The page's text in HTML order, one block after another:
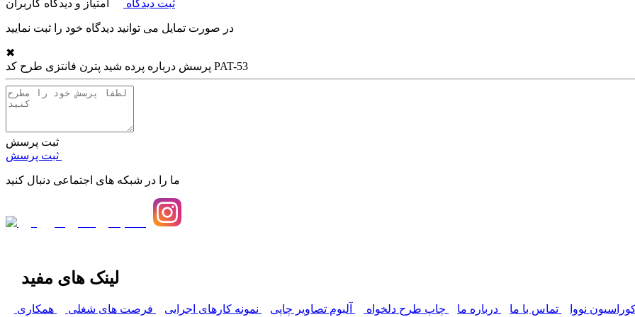
ثبت دیدگاه امتیاز و دیدگاه کاربران
در صورت تمایل می توانید دیدگاه خود را ثبت نمایید
✖
پرسش درباره پرده شید پترن فانتزی طرح کد PAT-53
ثبت پرسش
ما را در شبکه های اجتماعی دنبال کنید
لینک های مفید
نووا تماس با ما درباره ما چاپ طرح دلخواه آلبوم تصاویر چاپی نمونه کارهای اجرایی فرصت های شغلی همکاری